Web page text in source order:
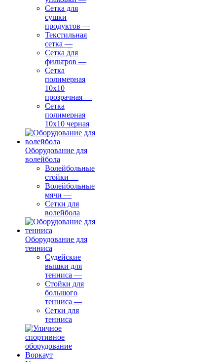
Сетка для
сушки
продуктов —
Текстильная
сетка —
Сетка для
фильтров —
Сетка
полимерная
10х10
прозрачная —
Сетка
полимерная
10х10 черная
Оборудование для
волейбола
Волейбольные
стойки —
Волейбольные
мячи —
Сетки для
волейбола
Оборудование для
тенниса
Судейские
вышки для
тенниса —
Стойки для
большого
тенниса —
Сетки для
тенниса